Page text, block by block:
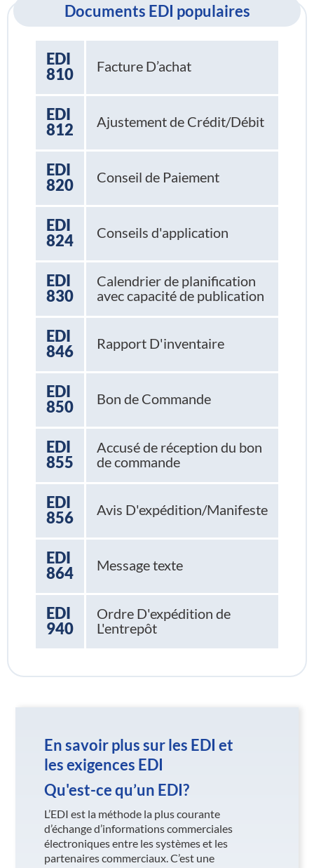
Documents EDI populaires
EDI
810
Facture D’achat
EDI
812
Ajustement de Crédit/Débit
EDI
820
Conseil de Paiement
EDI
824
Conseils d'application
EDI
830
Calendrier de planification
avec capacité de publication
EDI
846
Rapport D'inventaire
EDI
850
Bon de Commande
EDI
855
Accusé de réception du bon
de commande
EDI
856
Avis D'expédition/Manifeste
EDI
864
Message texte
EDI
940
Ordre D'expédition de
L'entrepôt
En savoir plus sur les EDI et
les exigences EDI
Qu'est-ce qu’un EDI?
L’EDI est la méthode la plus courante
d’échange d’informations commerciales
électroniques entre les systèmes et les
partenaires commerciaux. C’est une